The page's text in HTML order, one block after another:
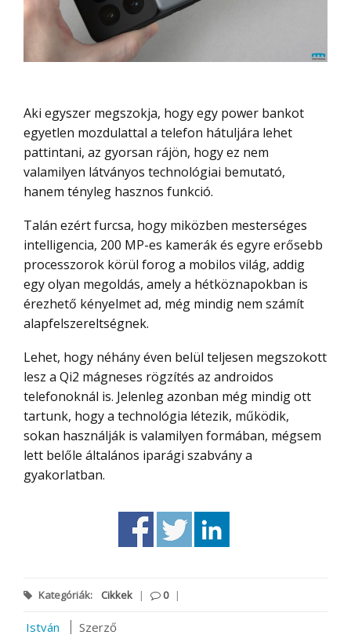
Aki egyszer megszokja, hogy egy power bankot
egyetlen mozdulattal a telefon hátuljára lehet
pattintani, az gyorsan rájön, hogy ez nem
valamilyen látványos technológiai bemutató,
hanem tényleg hasznos funkció.
Talán ezért furcsa, hogy miközben mesterséges
intelligencia, 200 MP-es kamerák és egyre erősebb
processzorok körül forog a mobilos világ, addig
egy olyan megoldás, amely a hétköznapokban is
érezhető kényelmet ad, még mindig nem számít
alapfelszereltségnek.
Lehet, hogy néhány éven belül teljesen megszokott
lesz a Qi2 mágneses rögzítés az androidos
telefonoknál is. Jelenleg azonban még mindig ott
tartunk, hogy a technológia létezik, működik,
sokan használják is valamilyen formában, mégsem
lett belőle általános iparági szabvány a
gyakorlatban.
Kategóriák: Cikkek | 0 |
István
Szerző